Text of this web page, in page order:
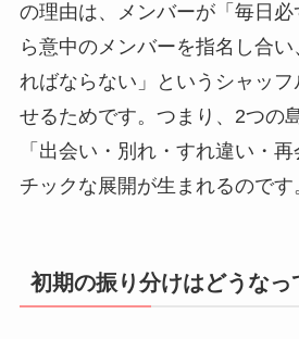
の理由は、メンバーが「毎日
ら意中のメンバーを指名し合
ればならない」というシャッフ
せるためです。つまり、2つの
「出会い・別れ・すれ違い・
チックな展開が生まれるのです
初期の振り分けはどうなっ